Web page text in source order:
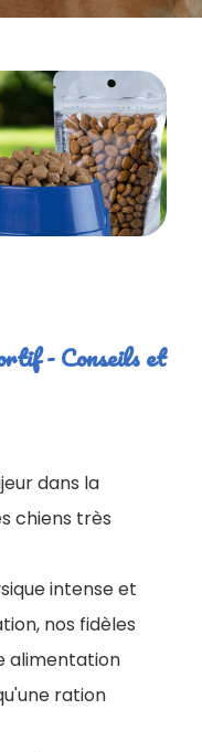
- Conseils et
dans la
chiens très
intense et
nos fidèles
alimentation
ration